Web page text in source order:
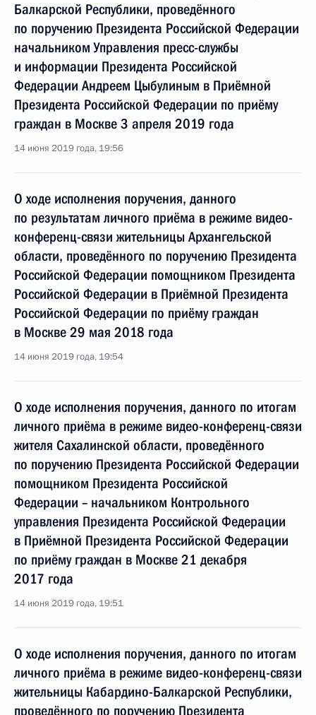
Балкарской Республики, проведённого
по поручению Президента Российской Федерации
начальником Управления пресс-службы
и информации Президента Российской
Федерации Андреем Цыбулиным в Приёмной
Президента Российской Федерации по приёму
граждан в Москве 3 апреля 2019 года
14 июня 2019 года, 19:56
О ходе исполнения поручения, данного
по результатам личного приёма в режиме видео-
конференц-связи жительницы Архангельской
области, проведённого по поручению Президента
Российской Федерации помощником Президента
Российской Федерации в Приёмной Президента
Российской Федерации по приёму граждан
в Москве 29 мая 2018 года
14 июня 2019 года, 19:54
О ходе исполнения поручения, данного по итогам
личного приёма в режиме видео-конференц-связи
жителя Сахалинской области, проведённого
по поручению Президента Российской Федерации
помощником Президента Российской
Федерации – начальником Контрольного
управления Президента Российской Федерации
в Приёмной Президента Российской Федерации
по приёму граждан в Москве 21 декабря
2017 года
14 июня 2019 года, 19:51
О ходе исполнения поручения, данного по итогам
личного приёма в режиме видео-конференц-связи
жительницы Кабардино-Балкарской Республики,
проведённого по поручению Президента